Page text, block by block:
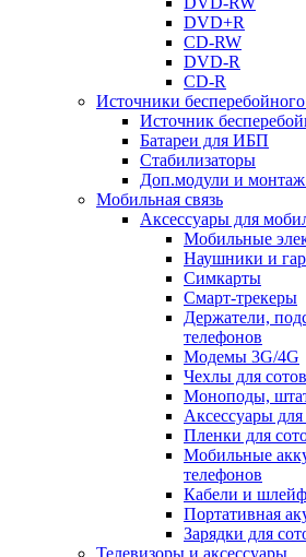
DVD+R
CD-RW
DVD-R
CD-R
Источники
Источник
Батареи для ИБП
Стабилизаторы
Доп.модули и
Мобильная связь
Аксессуары для
Мобильные
Наушники и
Симкарты
Смарт-трекеры
Держатели,
телефонов
Модемы 3G/4G
Чехлы для
Моноподы,
Аксессуары для
Пленки для
Мобильные
телефонов
Кабели и
Портативная
Зарядки для
Телевизоры и аксессуары